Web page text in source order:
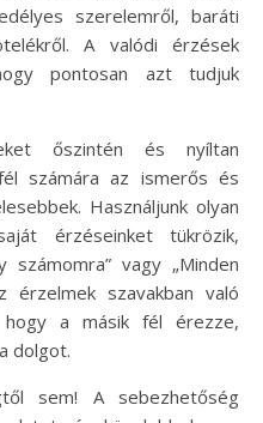
szerelemről, baráti
A valódi érzések
pontosan azt tudjuk
őszintén és nyíltan
számára az ismerős és
Használjunk olyan
érzéseinket tükrözik,
vagy „Minden
érzelmek szavakban való
hogy a másik fél érezze,
dolgot.
sem! A sebezhetőség